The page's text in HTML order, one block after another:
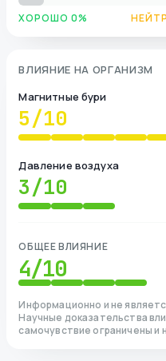
ХОРОШО 0%
ВЛИЯНИЕ НА ОРГАНИЗМ
Магнитные бури
5/10
Давление воздуха
3/10
ОБЩЕЕ ВЛИЯНИЕ
4/10
Информационно и не
Научные доказательства
самочувствие ограничены и